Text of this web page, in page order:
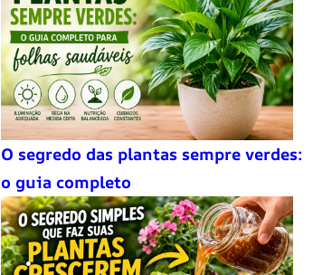
O segredo das plantas sempre verdes:
o guia completo